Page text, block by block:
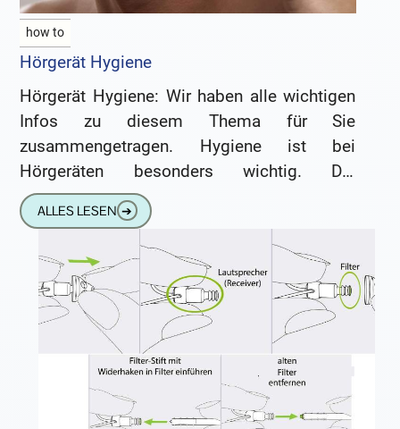
how to
Hörgerät Hygiene
Hörgerät Hygiene: Wir haben alle wichtigen
Infos zu diesem Thema für Sie
zusammengetragen. Hygiene ist bei
Hörgeräten besonders wichtig. Die
hygienischen Aspekte bei der Benutzung von
Hörgeräten Hörgeräte werden immer
ALLES LESEN ➔